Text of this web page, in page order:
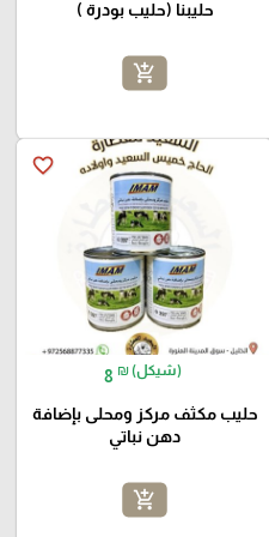
حليبنا (حليب بودرة )
add_shopping_cart
favorite_border
8 ₪ (شيكل)
حليب مكثف مركز ومحلى بإضافة
دهن نباتي
add_shopping_cart